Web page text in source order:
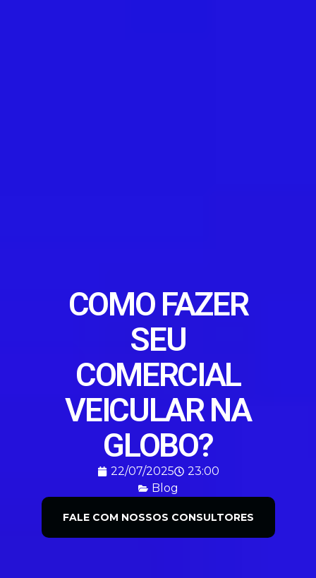
COMO FAZER
SEU
COMERCIAL
VEICULAR NA
GLOBO?
22/07/2025
23:00
Blog
FALE COM NOSSOS CONSULTORES